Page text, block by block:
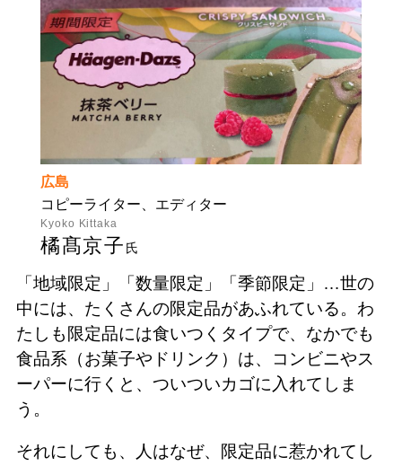
広島
コピーライター、エディター
Kyoko Kittaka
橘髙京子 氏
「地域限定」「数量限定」「季節限定」…世の
中には、たくさんの限定品があふれている。わ
たしも限定品には食いつくタイプで、なかでも
食品系（お菓子やドリンク）は、コンビニやス
ーパーに行くと、ついついカゴに入れてしま
う。
それにしても、人はなぜ、限定品に惹かれてし